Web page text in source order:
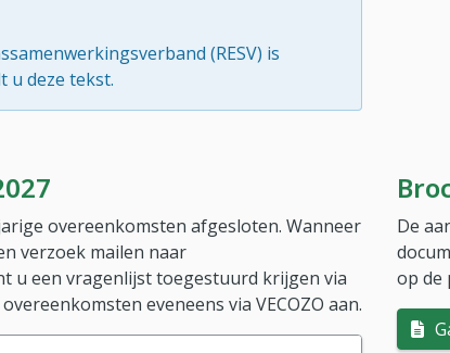
(RESV) is
u deze tekst.
overeenkomsten afgesloten. Wanneer
verzoek mailen naar
u een vragenlijst toegestuurd krijgen via
eveneens via VECOZO aan.
De
op de